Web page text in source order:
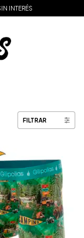
INTERÉS
FILTRAR